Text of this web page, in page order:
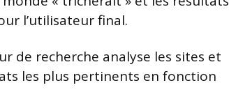
l’utilisateur final.
de recherche analyse les sites et
les plus pertinents en fonction